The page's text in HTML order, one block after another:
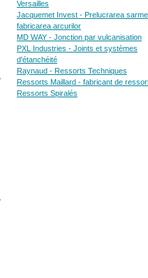
Versailles
Jacquemet Invest - Prelucrarea
fabricarea arcurilor
MD WAY - Jonction par vulcanisation
PXL Industries - Joints et systèmes
d'étanchéité
Raynaud - Ressorts Techniques
Ressorts Maillard - fabricant de
Ressorts Spiralés